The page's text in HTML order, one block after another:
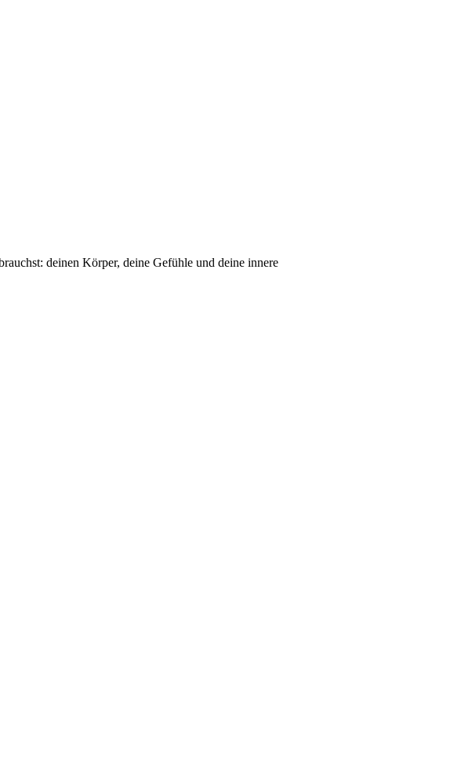
deinen Körper, deine Gefühle und deine innere